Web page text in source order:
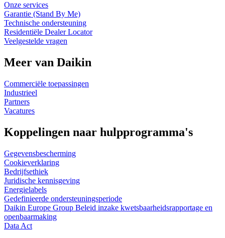
Onze services
Garantie (Stand By Me)
Technische ondersteuning
Residentiële Dealer Locator
Veelgestelde vragen
Meer van Daikin
Commerciële toepassingen
Industrieel
Partners
Vacatures
Koppelingen naar hulpprogramma's
Gegevensbescherming
Cookieverklaring
Bedrijfsethiek
Juridische kennisgeving
Energielabels
Gedefinieerde ondersteuningsperiode
Daikin Europe Group Beleid inzake kwetsbaarheidsrapportage en
openbaarmaking
Data Act